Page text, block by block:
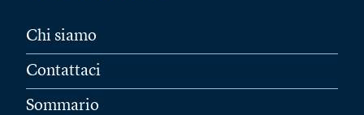
Chi siamo
Contattaci
Sommario